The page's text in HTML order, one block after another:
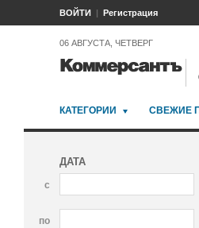
ВОЙТИ Регистрация
06 АВГУСТА, ЧЕТВЕРГ
КАТЕГОРИИ СВЕЖИЕ
ДАТА
с
по